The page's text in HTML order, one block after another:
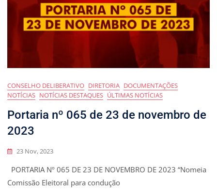
CONSELHO DELIBERATIVO DIRETORIA DOCUMENTAÇÕES
NOTÍCIAS NOTÍCIAS DESTAQUES ÚLTIMAS NOTÍCIAS
Portaria nº 065 de 23 de novembro de
2023
23 Nov, 2023
PORTARIA Nº 065 DE 23 DE NOVEMBRO DE 2023 “Nomeia
Comissão Eleitoral para condução